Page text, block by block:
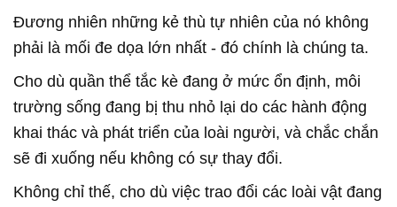
Đương nhiên những kẻ thù tự nhiên của nó không
phải là mối đe dọa lớn nhất - đó chính là chúng ta.
Cho dù quần thể tắc kè đang ở mức ổn định, môi
trường sống đang bị thu nhỏ lại do các hành động
khai thác và phát triển của loài người, và chắc chắn
sẽ đi xuống nếu không có sự thay đổi.
Không chỉ thế, cho dù việc trao đổi các loài vật đang